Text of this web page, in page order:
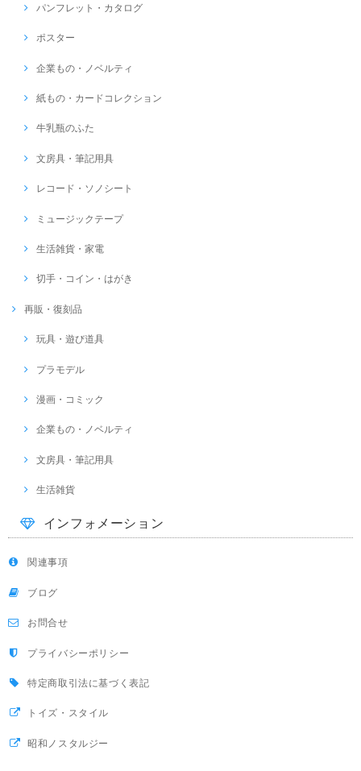
パンフレット・カタログ
ポスター
企業もの・ノベルティ
紙もの・カードコレクション
牛乳瓶のふた
文房具・筆記用具
レコード・ソノシート
ミュージックテープ
生活雑貨・家電
切手・コイン・はがき
再販・復刻品
玩具・遊び道具
プラモデル
漫画・コミック
企業もの・ノベルティ
文房具・筆記用具
生活雑貨
インフォメーション
関連事項
ブログ
お問合せ
プライバシーポリシー
特定商取引法に基づく表記
トイズ・スタイル
昭和ノスタルジー